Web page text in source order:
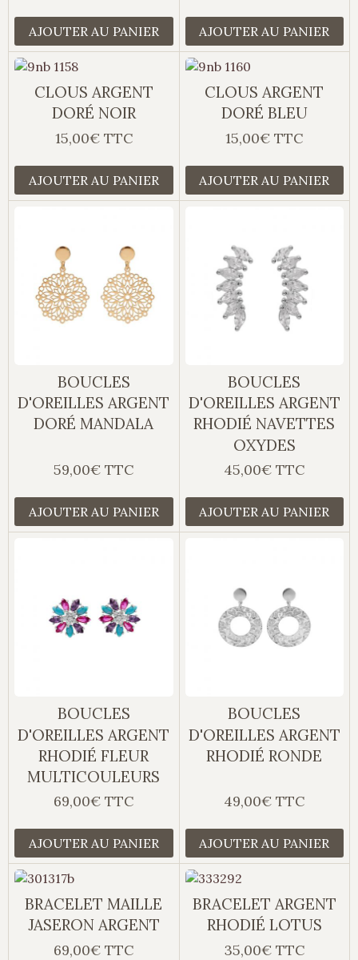
AJOUTER AU PANIER AJOUTER AU PANIER
CLOUS ARGENT
DORÉ NOIR
15,00€ TTC
AJOUTER AU PANIER
CLOUS ARGENT
DORÉ BLEU
15,00€ TTC
AJOUTER AU PANIER
BOUCLES
D'OREILLES ARGENT
DORÉ MANDALA
59,00€ TTC
AJOUTER AU PANIER
BOUCLES
D'OREILLES ARGENT
RHODIÉ NAVETTES
OXYDES
45,00€ TTC
AJOUTER AU PANIER
BOUCLES
D'OREILLES ARGENT
RHODIÉ FLEUR
MULTICOULEURS
69,00€ TTC
AJOUTER AU PANIER
BOUCLES
D'OREILLES ARGENT
RHODIÉ RONDE
49,00€ TTC
AJOUTER AU PANIER
BRACELET MAILLE
JASERON ARGENT
69,00€ TTC
BRACELET ARGENT
RHODIÉ LOTUS
35,00€ TTC